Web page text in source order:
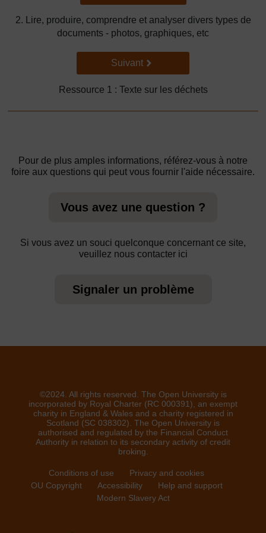
2. Lire, produire, comprendre et analyser divers types de
documents - photos, graphiques, etc
Suivant
Suivant
Ressource 1 : Texte sur les déchets
Pour de plus amples informations, référez-vous à notre
foire aux questions qui peut vous fournir l'aide nécessaire.
Vous avez une question ?
Si vous avez un souci quelconque concernant ce site,
veuillez nous contacter ici
Signaler un problème
©2024. All rights reserved. The Open University is
incorporated by Royal Charter (RC 000391), an exempt
charity in England & Wales and a charity registered in
Scotland (SC 038302). The Open University is
authorised and regulated by the Financial Conduct
Authority in relation to its secondary activity of credit
broking.
Conditions of use
Privacy and cookies
OU Copyright
Accessibility
Help and support
Modern Slavery Act